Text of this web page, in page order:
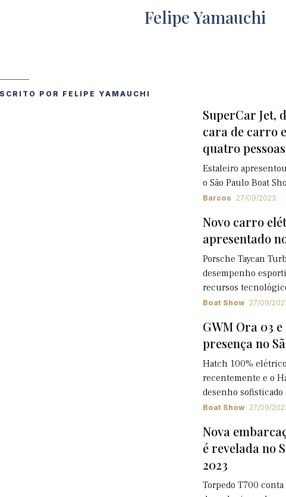
Felipe Yamauchi
POR FELIPE YAMAUCHI
SuperCar Jet,
cara de carro
quatro pessoas
Estaleiro
o São Paulo Boat
Barcos 27/09/2023
Novo carro
apresentado
Porsche Taycan
desempenho
recursos
Boat Show 27/09/
GWM Ora 03
presença no
Hatch 100%
recentemente e o
desenho sofisticado
Boat Show 27/09/
Nova
é revelada no
2023
Torpedo T700